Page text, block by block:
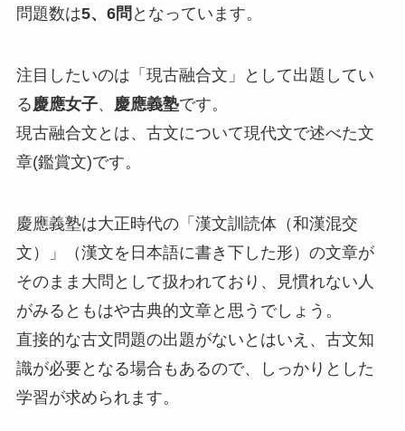
問題数は5、6問 となっています。
注目したいのは「現古融合文」として出題してい
る 慶應女子、 慶應義塾です。
現古融合文とは、古文について現代文で述べた文
章(鑑賞文)です。
慶應義塾は大正時代の「漢文訓読体（和漢混交
文）」（漢文を日本語に書き下した形）の文章が
そのまま大問として扱われており、見慣れない人
がみるともはや古典的文章と思うでしょう。
直接的な古文問題の出題がないとはいえ、古文知
識が必要となる場合もあるので、しっかりとした
学習が求められます。